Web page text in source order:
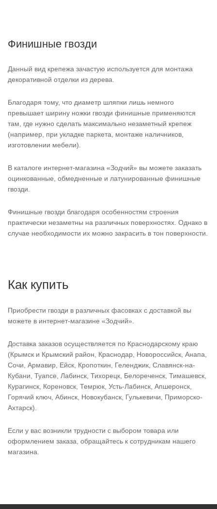
Финишные гвозди
Данный вид крепежа зачастую используется для монтажа
декоративной отделки из дерева.
Благодаря тому, что диаметр шляпки лишь немного
превышает ширину ножки гвозди финишные применяются
там, где нужно сделать максимально незаметный крепеж
(например, при укладке паркета, монтаже наличников,
изготовлении мебели).
В каталоге интернет-магазина «Зодчий» вы можете заказать
оцинкованные, обмедненные и латунированные финишные
гвозди.
Финишные гвозди благодаря особенностям строения
практически незаметны на различных поверхностях. Однако в
случае необходимости их можно закрасить в тон поверхности.
Как купить
Приобрести гвозди в различных фасовках с доставкой вы
можете в интернет-магазине «Зодчий».
Доставка заказов осуществляется по Краснодарскому краю
(Крымск и Крымский район, Краснодар, Новороссийск, Анапа,
Сочи, Армавир, Ейск, Кропоткин, Геленджик, Славянск-на-
Кубани, Туапсе, Лабинск, Тихорецк, Белореченск, Тимашевск,
Курагинск, Кореновск, Темрюк, Усть-Лабинск, Апшеронск,
Горячий ключ, Абинск, Новокубанск, Гулькевичи, Приморско-
Ахтарск).
Если у вас возникли трудности с выбором товара или
оформлением заказа, обращайтесь к сотрудникам нашего
магазина.